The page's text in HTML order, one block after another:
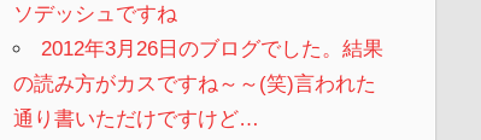
ソデッシュですね
2012年3月26日のブログでした。結果
の読み方がカスですね～～(笑)言われた
通り書いただけですけど…